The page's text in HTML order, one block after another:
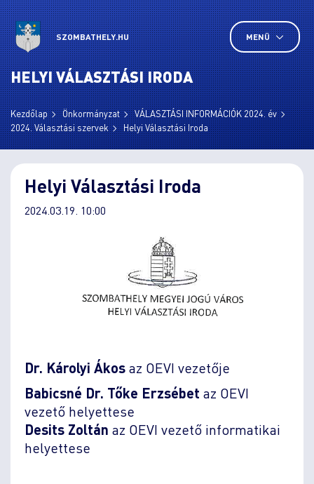
SZOMBATHELY.HU MENÜ
HELYI VÁLASZTÁSI IRODA
Kezdőlap Önkormányzat
VÁLASZTÁSI INFORMÁCIÓK 2024. év
2024. Választási szervek
Helyi Választási Iroda
Helyi Választási Iroda
2024.03.19. 10:00
Dr. Károlyi Ákosaz OEVI vezetője
Babicsné Dr. Tőke Erzsébet az OEVI
vezető helyettese
Desits Zoltán az OEVI vezető informatikai
helyettese